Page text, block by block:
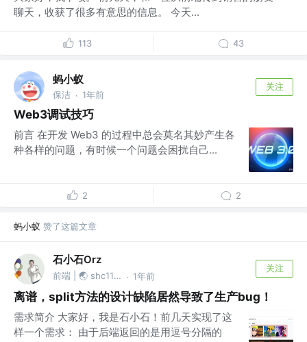
聊天，收获了很多有意思的信息。 今天...
113 43
蚂小蚁
保洁 · 1年前
关注
Web3调试技巧
前言 在开发 Web3 的过程中总会莫名其妙产生各
种各样的问题，有时候一个问题会困扰自己...
2 2
蚂小蚁 赞了这篇文章
石小石Orz
前端 | 🌏 shc1139874527 · 1年前
关注
离谱，split方法的设计缺陷居然导致了生产bug！
需求简介 大家好，我是石小石！前几天实现了这
样一个需求： 由于后端返回的是用逗号分隔的